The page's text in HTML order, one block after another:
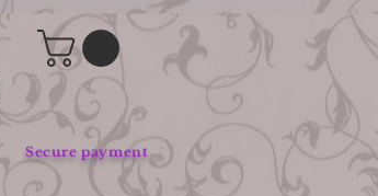
Secure payment